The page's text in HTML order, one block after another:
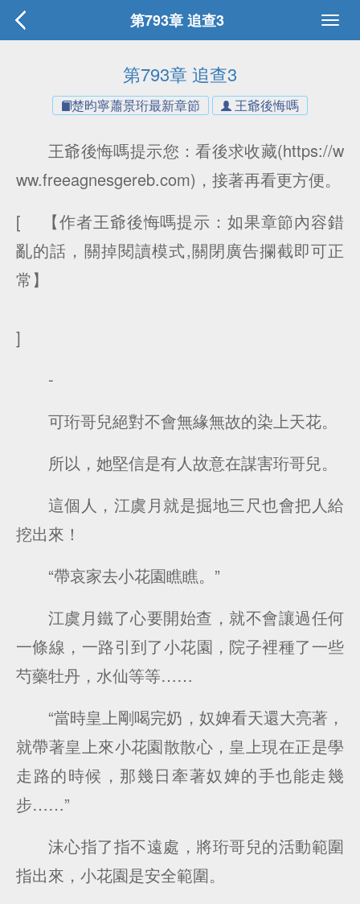
第793章 追查3
第793章 追查3
楚昀寧蕭景珩最新章節 王爺後悔嗎
王爺後悔嗎提示您：看後求收藏(https://w
ww.freeagnesgereb.com)，接著再看更方便。
[ 【作者王爺後悔嗎提示：如果章節內容錯
亂的話，關掉閱讀模式,關閉廣告攔截即可正
常】
]
-
可珩哥兒絕對不會無緣無故的染上天花。
所以，她堅信是有人故意在謀害珩哥兒。
這個人，江虞月就是掘地三尺也會把人給
挖出來！
“帶哀家去小花園瞧瞧。”
江虞月鐵了心要開始查，就不會讓過任何
一條線，一路引到了小花園，院子裡種了一些
芍藥牡丹，水仙等等……
“當時皇上剛喝完奶，奴婢看天還大亮著，
就帶著皇上來小花園散散心，皇上現在正是學
走路的時候，那幾日牽著奴婢的手也能走幾
步……”
沫心指了指不遠處，將珩哥兒的活動範圍
指出來，小花園是安全範圍。